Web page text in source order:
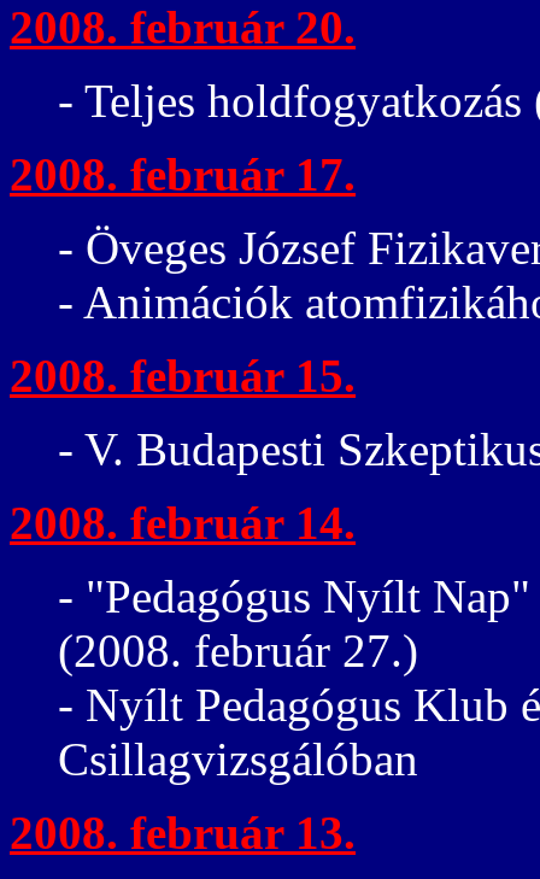
2008. február 20.
- Teljes
2008. február 17.
- Öveges József
- Animációk
2008. február 15.
- V. Budapesti
2008. február 14.
- "Pedagógus Nyílt
(2008. február 27.)
- Nyílt Pedagógus Klub
Csillagvizsgálóban
2008. február 13.